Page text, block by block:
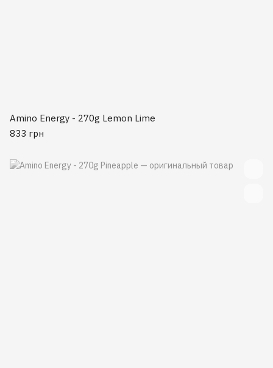
Amino Energy - 270g Lemon Lime
833 грн